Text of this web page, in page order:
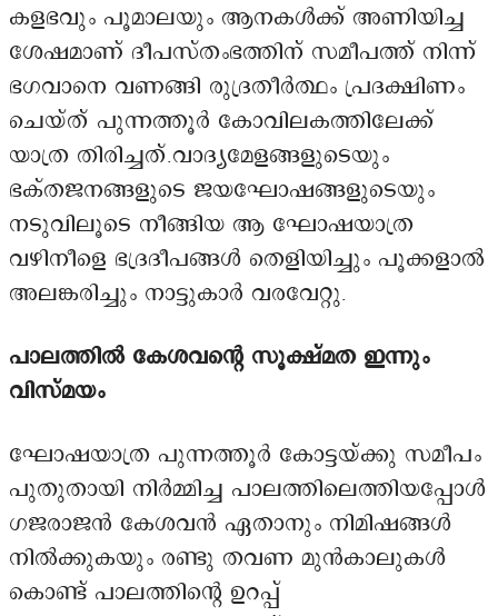
കളഭവും പൂമാലയും ആനകൾക്ക് അണിയിച്ച
ശേഷമാണ് ദീപസ്തംഭത്തിന് സമീപത്ത് നിന്ന്
ഭഗവാനെ വണങ്ങി രുദ്രതീർത്ഥം പ്രദക്ഷിണം
ചെയ്ത് പുന്നത്തൂർ കോവിലകത്തിലേക്ക്
യാത്ര തിരിച്ചത്.വാദ്യമേളങ്ങളുടെയും
ഭക്തജനങ്ങളുടെ ജയഘോഷങ്ങളുടെയും
നടുവിലൂടെ നീങ്ങിയ ആ ഘോഷയാത്ര
വഴിനീളെ ഭദ്രദീപങ്ങൾ തെളിയിച്ചും പൂക്കളാൽ
അലങ്കരിച്ചും നാട്ടുകാർ വരവേറ്റു.
പാലത്തിൽ കേശവന്റെ സൂക്ഷ്മത ഇന്നും
വിസ്മയം
ഘോഷയാത്ര പുന്നത്തൂർ കോട്ടയ്ക്കു സമീപം
പുതുതായി നിർമ്മിച്ച പാലത്തിലെത്തിയപ്പോൾ
ഗജരാജൻ കേശവൻ ഏതാനും നിമിഷങ്ങൾ
നിൽക്കുകയും രണ്ടു തവണ മുൻകാലുകൾ
കൊണ്ട് പാലത്തിന്റെ ഉറപ്പ്